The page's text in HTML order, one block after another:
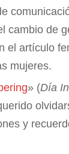
cambio de
el artículo
mujeres.
» (Día
y